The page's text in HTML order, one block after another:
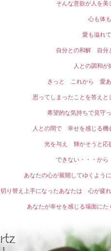
そんな意欲が人を美
心も体
愛も溢れ
自分との和解 自分
人との調和が
きっと これから 愛あ
思ってしまったことを答え
希望的な気持ちで見守
人との間で 幸せを感じる機
光を与え 輝かそうと応
できない・・・か
あなたの心が展開してゆくよう
切り替え上手になったあなたは 心が疲
あなたが幸せを感じる場面にた